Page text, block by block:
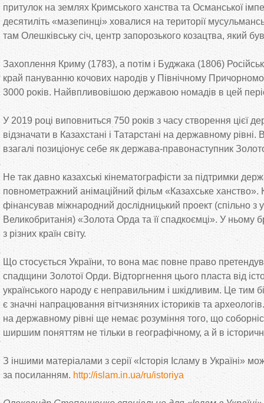
притулок на землях Кримського ханства та Османської
десятиліть «мазепинці» ховалися на території
там Олешківську січ, центр запорозького козацтва, який
Захоплення Криму (1783), а потім і Буджака (1806)
край пануванню кочових народів у Північному
3000 років. Найвпливовішою державою номадів в цей
У 2019 році виповниться 750 років з часу створення цієї
відзначати в Казахстані і Татарстані на державному рівні.
взагалі позиціонує себе як держава-правонаступник
Не так давно казахські кінематографісти за підтримки
повнометражний анімаційний фільм «Казахське ханство».
фінансував міжнародний дослідницький проект (спільно з
Великобританія)«Золота Орда та її спадкоємці». У ньому
з різних країн світу.
Що стосується України, то вона має повне право
спадщини Золотої Орди. Відторгнення цього пласта від
українського народу є неправильним і шкідливим. Це тим
є значні напрацювання вітчизняних істориків та
на державному рівні ще немає розуміння того, що
ширшим поняттям не тільки в географічному, а й в
З іншими матеріалами з серії« Історія Ісламу в Україні»
за посиланням. http://islam.in.ua/ru/istoriya